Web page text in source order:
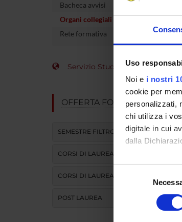
Uso
Noi e i nostri
cookie per
personalizzati,
chi utilizza i
digitale in cui
dalla
Con il tuo
digitali).
Bacheca avvisi
Organi collegiali e di governo
Rete formativa
Servizio Studenti Internazionali
OFFERTA FORMATIVA
SEMESTRE FILTRO
CORSI DI LAUREA
CORSI DI LAUREA MAGISTRALE
POST LAUREA